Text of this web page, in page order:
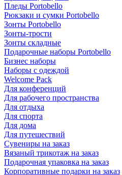
Пледы Portobello
Рюкзаки и сумки Portobello
Зонты Portobello
Зонты-трости
Зонты складные
Подарочные наборы Portobello
Бизнес наборы
Наборы с одеждой
Welcome Pack
Для конференций
Для рабочего пространства
Для отдыха
Для спорта
Для дома
Для путешествий
Сувениры на заказ
Вязаный трикотаж на заказ
Подарочная упаковка на заказ
Корпоративные подарки на заказ